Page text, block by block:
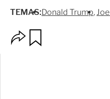
TEMAS:Donald Trump